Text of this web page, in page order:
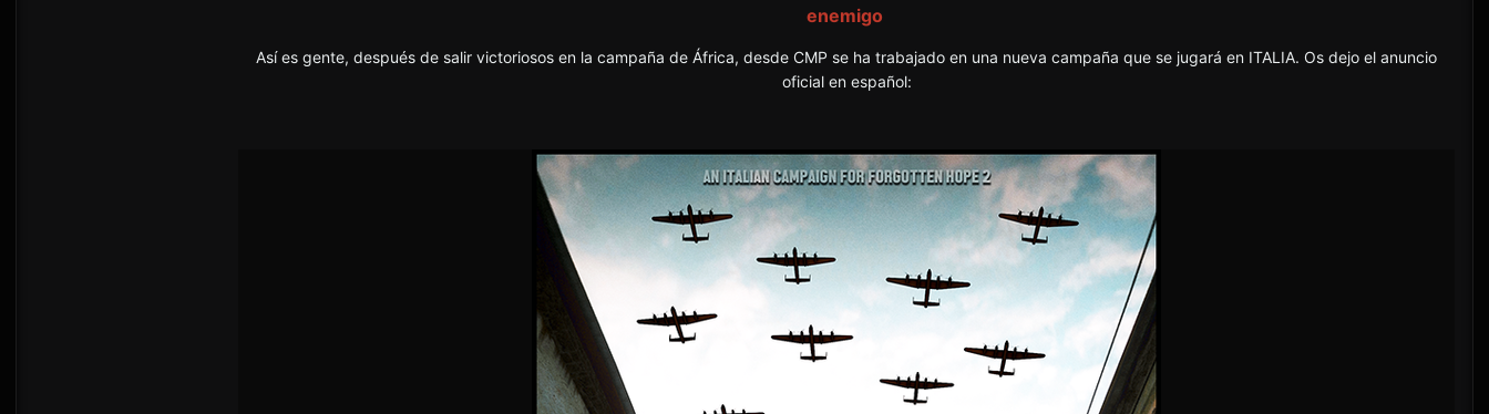
enemigo
Así es gente, después de salir victoriosos en la campaña de África, desde CMP se ha trabajado en una nueva campaña que se jugará en ITALIA. Os dejo el anuncio
oficial en español: